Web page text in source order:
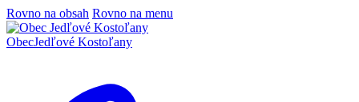
Rovno na obsah Rovno na menu
ObecJedľové Kostoľany